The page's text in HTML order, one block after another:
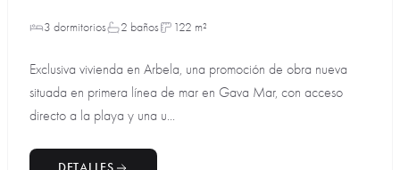
3 dormitorios 2 baños 122 m²
Exclusiva vivienda en Arbela, una promoción de obra nueva
situada en primera línea de mar en Gava Mar, con acceso
directo a la playa y una u...